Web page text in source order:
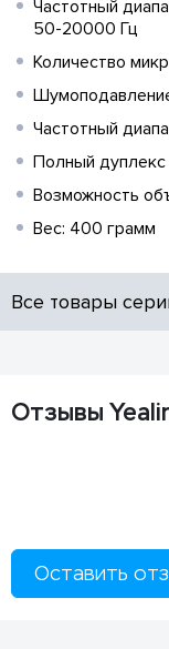
Частотный
50-20000 Гц
Количество
Частотный
Полный дуплекс
Возможность
Вес: 400 грамм
Все товары
Отзывы
Оставить